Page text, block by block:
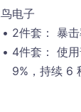
电子
2件套： 暴击
4件套： 使
9%，持续 6